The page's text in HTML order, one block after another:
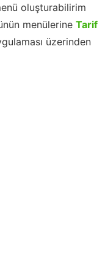
oluşturabilirim
menülerine Tarif
üzerinden